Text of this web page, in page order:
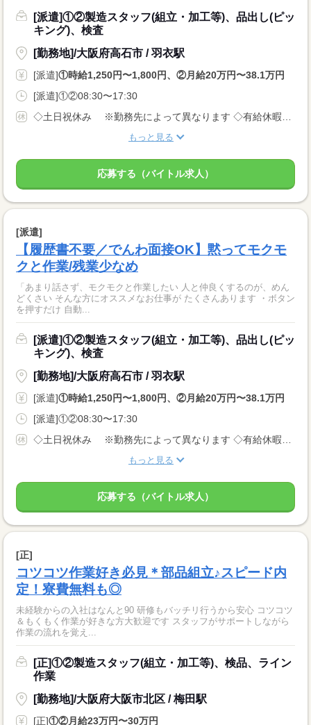
[派遣]①②製造スタッフ(組立・加工等)、品出し(ピッ
キング)、検査
[勤務地]/大阪府高石市 / 羽衣駅
[派遣]①時給1,250円〜1,800円、②月給20万円〜38.1万円
[派遣]①②08:30〜17:30
◇土日祝休み ※勤務先によって異なります ◇有給休暇あり（入社6ヵ月後に10日付与） ◇産休・育休制度あり 休日多めの職場が多いでが、 月給制なので給料は安定です！
もっと見る
応募する（バイトル求人）
[派遣]
【履歴書不要／でんわ面接OK】黙ってモクモ
クと作業/残業少なめ
「あまり話さず、モクモクと作業したい 人と仲良くするのが、めん
どくさい そんな方にオススメなお仕事が たくさんあります ・ボタン
を押すだけ 自動...
[派遣]①②製造スタッフ(組立・加工等)、品出し(ピッ
キング)、検査
[勤務地]/大阪府高石市 / 羽衣駅
[派遣]①時給1,250円〜1,800円、②月給20万円〜38.1万円
[派遣]①②08:30〜17:30
◇土日祝休み ※勤務先によって異なります ◇有給休暇あり（入社6ヵ月後に10日付与） ◇産休・育休制度あり 休日多めの職場が多いでが、 月給制なので給料は安定です！
もっと見る
応募する（バイトル求人）
[正]
コツコツ作業好き必見＊部品組立♪スピード内
定！寮費無料も◎
未経験からの入社はなんと90 研修もバッチリ行うから安心 コツコツ
＆もくもく作業が好きな方大歓迎です スタッフがサポートしながら
作業の流れを覚え...
[正]①②製造スタッフ(組立・加工等)、検品、ライン
作業
[勤務地]/大阪府大阪市北区 / 梅田駅
[正]①②月給23万円〜30万円